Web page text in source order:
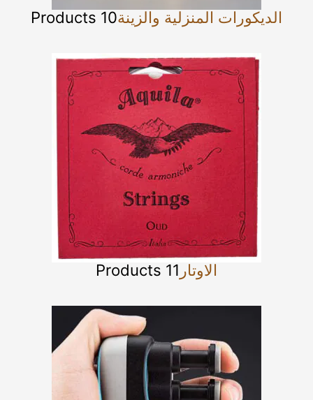
الديكورات المنزلية والزينة10 Products
الاوتار 11 Products